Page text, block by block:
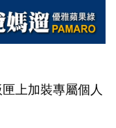
上加裝專屬個人